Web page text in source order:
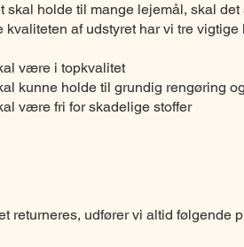
skal holde til mange lejemål, skal
kvaliteten af udstyret har vi tre
være i topkvalitet
kunne holde til grundig rengøring
være fri for skadelige stoffer
returneres, udfører vi altid følgende